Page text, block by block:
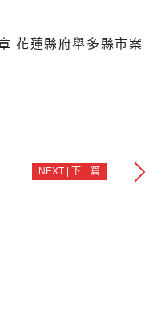
花蓮縣府舉多縣市案
NEXT | 下一篇